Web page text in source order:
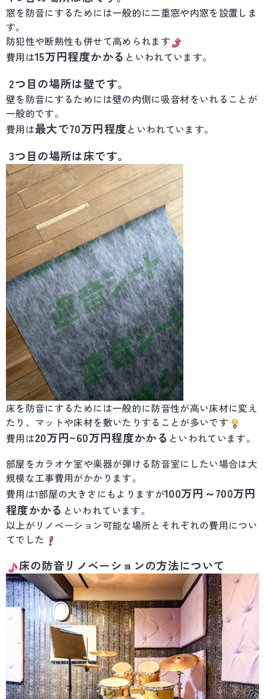
窓を防音にするためには一般的に二重窓や内窓を設置しま
す。
防犯性や断熱性も併せて高められます
費用は15万円程度かかる といわれています。
2つ目の場所は壁です。
壁を防音にするためには壁の内側に吸音材をいれることが
一般的です。
費用は最大で70万円程度といわれています。
3つ目の場所は床です。
床を防音にするためには一般的に防音性が高い床材に変え
たり、マットや床材を敷いたりすることが多いです
費用は20万円~60万円程度かかる といわれています。
部屋をカラオケ室や楽器が弾ける防音室にしたい場合は大
規模な工事費用がかかります。
費用は1部屋の大きさにもよりますが100万円～700万円
程度かかる といわれています。
以上がリノベーション可能な場所とそれぞれの費用につい
てでした
床の防音リノベーションの方法について